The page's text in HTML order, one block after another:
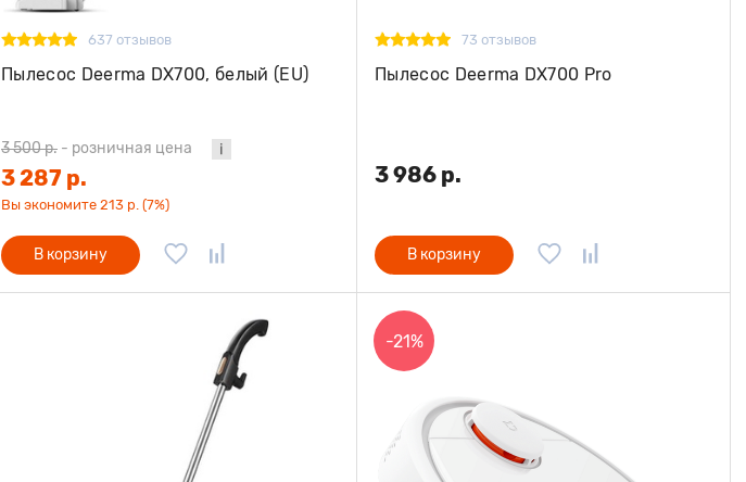
637 отзывов
Пылесос Deerma DX700, белый (EU)
3 500 р. - розничная цена
3 287 р.
Вы экономите 213 р. (7%)
В корзину
73 отзывов
Пылесос Deerma DX700 Pro
3 986 р.
В корзину
-21%